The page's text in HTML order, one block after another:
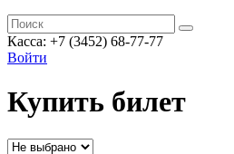
Касса: +7 (3452) 68-77-77
Войти
Купить билет